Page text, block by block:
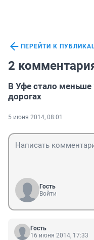
ПЕРЕЙТИ К
2
В Уфе стало
дорогах
5 июня 2014, 08:01
Гость
Войти
Гость
16 июня 2014, 17:33